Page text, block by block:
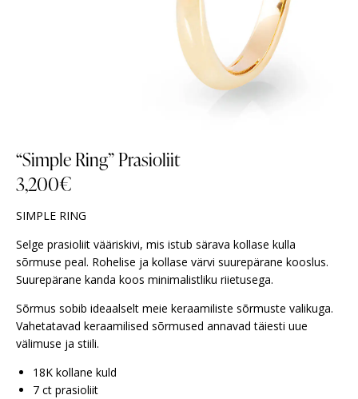
“Simple Ring” Prasioliit
3,200€
SIMPLE RING
Selge prasioliit vääriskivi, mis istub särava kollase kulla
sõrmuse peal. Rohelise ja kollase värvi suurepärane kooslus.
Suurepärane kanda koos minimalistliku riietusega.
Sõrmus sobib ideaalselt meie keraamiliste sõrmuste valikuga.
Vahetatavad keraamilised sõrmused annavad täiesti uue
välimuse ja stiili.
18K kollane kuld
7 ct prasioliit